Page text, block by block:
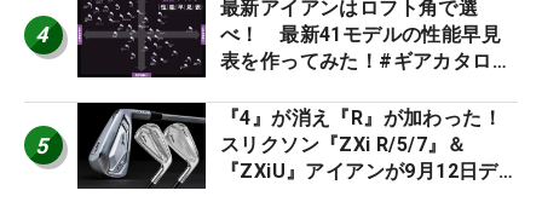
4
最新アイアンはロフト角で選
べ！ 最新41モデルの性能早見
表を作ってみた！#ギアカタログ
5
『4』が消え『R』が加わった！
スリクソン『ZXi R/5/7』＆
『ZXiU』アイアンが9月12日デ